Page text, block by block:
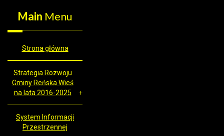
Main Menu
Strona główna
Strategia Rozwoju
Gminy Reńska Wieś
na lata 2016-2025
System Informacji
Przestrzennej